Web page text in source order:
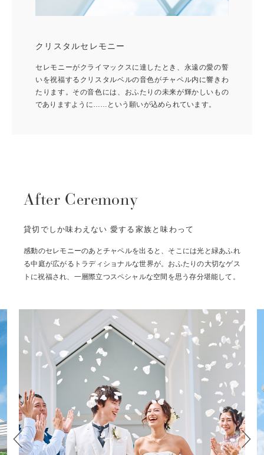
クリスタルセレモニー
セレモニーがクライマックスに達したとき、永遠の愛の誓
いを祝福するクリスタルベルの音色がチャペル内に響きわ
たります。その音色には、おふたりの未来が輝かしいもの
でありますように……という願いが込められています。
After Ceremony
貸切でしか味わえない 愛する家族と味わって
感動のセレモニーのあとチャペルを出ると、そこには光と緑あふれ
る中庭が広がるトラディショナルな世界が。おふたりの大切なゲス
トに祝福され、一層際立つスペシャルな空間を思う存分堪能して。